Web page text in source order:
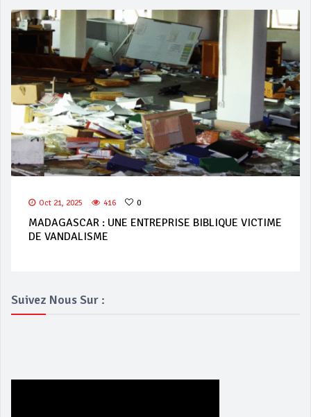
Oct 21, 2025 416 0
MADAGASCAR : UNE ENTREPRISE BIBLIQUE VICTIME
DE VANDALISME
Suivez Nous Sur :